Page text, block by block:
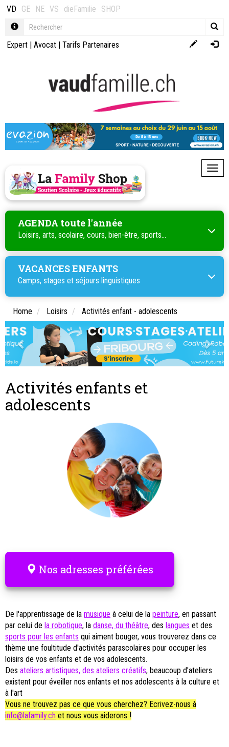
VD GE NE VS dieFamilie SHOP
Expert | Avocat | Tarifs Partenaires
AGENDA toute l'année
Loisirs, arts, scolaire, cours, bien-être, sports...
VACANCES ENFANTS
Camps, stages et séjours linguistiques
Home Loisirs Activités enfant - adolescents
Activités enfants et
adolescents
Nos adresses préférées
De l'apprentissage de la musique à celui de la peinture, en passant
par celui de la robotique, la danse, du théâtre, des langues et des
sports pour les enfants qui aiment bouger, vous trouverez dans ce
thème une foultitude d'activités parascolaires pour occuper les
loisirs de vos enfants et de vos adolescents.
Des ateliers artistiques, des ateliers créatifs, beaucoup d'ateliers
existent pour éveiller nos enfants et nos adolescents à la culture et
à l'art
Vous ne trouvez pas ce que vous cherchez? Ecrivez-nous à
info@lafamily.ch et nous vous aiderons !